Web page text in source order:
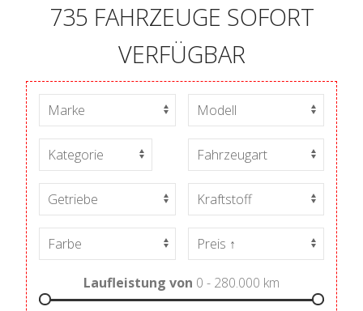
735 FAHRZEUGE SOFORT
VERFÜGBAR
Laufleistung von 0 - 280.000 km